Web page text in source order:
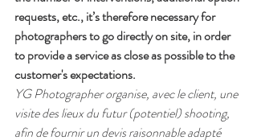
requests, etc., it’s therefore necessary for
photographers to go directly on site, in order
to provide a service as close as possible to the
customer's expectations.
YG Photographer organise, avec le client, une
visite des lieux du futur (potentiel) shooting,
afin de fournir un devis raisonnable adapté